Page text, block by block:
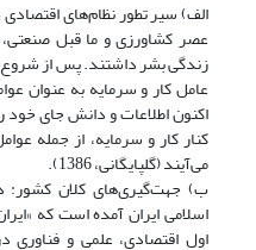
عصر کشاورزی و ما قبل
زندگی بشر داشتند. پس از شروع
عامل کار و سرمایه به عنوان
اکنون اطلاعات و دانش جای خود
کنار کار و سرمایه، از جمله
می‌آیند (گلپایگانی، 1386).
اسلامی ایران آمده است که
اول اقتصادی، علمی و